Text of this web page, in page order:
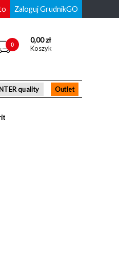
Zaloguj GrudnikGO
0
0,00 zł
Koszyk
quality Outlet